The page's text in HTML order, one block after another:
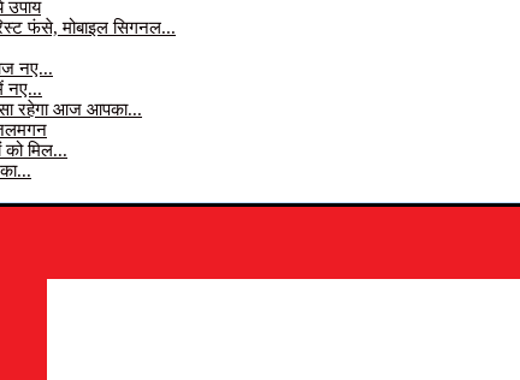
उपाय
फंसे, मोबाइल सिगनल...
नए...
नए...
रहेगा आज आपका...
मिल...